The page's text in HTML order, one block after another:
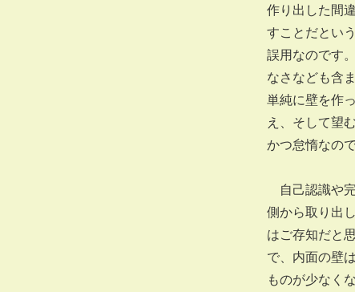
作り出した間
すことだとい
誤用なのです
なさなども含
単純に壁を作
え、そして望
かつ怠惰なの
自己認識や
側から取り出
はご存知だと
で、内面の壁
ものが少なく